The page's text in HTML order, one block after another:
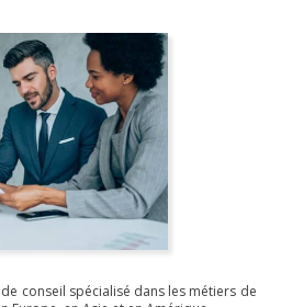
conseil spécialisé dans les métiers de